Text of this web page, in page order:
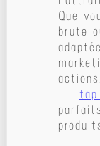
Que
brute